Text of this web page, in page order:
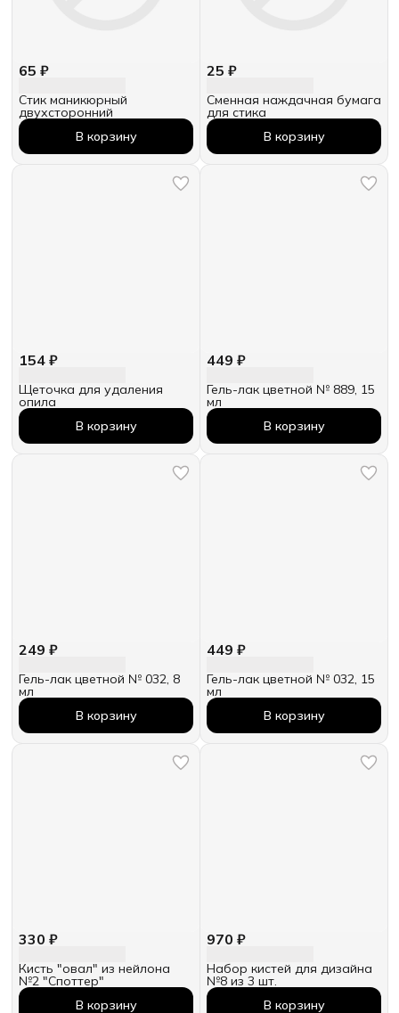
65 ₽
Стик маникюрный
двухсторонний
В корзину
25 ₽
Сменная наждачная бумага
для стика
В корзину
154 ₽
Щеточка для удаления
опила
В корзину
449 ₽
Гель-лак цветной № 889, 15
мл
В корзину
249 ₽
Гель-лак цветной № 032, 8
мл
В корзину
449 ₽
Гель-лак цветной № 032, 15
мл
В корзину
330 ₽
Кисть "овал" из нейлона
№2 "Споттер"
В корзину
970 ₽
Набор кистей для дизайна
№8 из 3 шт.
В корзину